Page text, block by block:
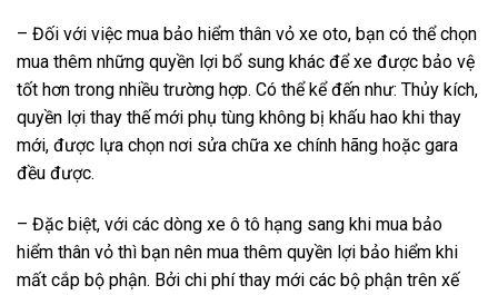
– Đối với việc mua bảo hiểm thân vỏ xe oto, bạn có thể chọn
mua thêm những quyền lợi bổ sung khác để xe được bảo vệ
tốt hơn trong nhiều trường hợp. Có thể kể đến như: Thủy kích,
quyền lợi thay thế mới phụ tùng không bị khấu hao khi thay
mới, được lựa chọn nơi sửa chữa xe chính hãng hoặc gara
đều được.
– Đặc biệt, với các dòng xe ô tô hạng sang khi mua bảo
hiểm thân vỏ thì bạn nên mua thêm quyền lợi bảo hiểm khi
mất cắp bộ phận. Bởi chi phí thay mới các bộ phận trên xế